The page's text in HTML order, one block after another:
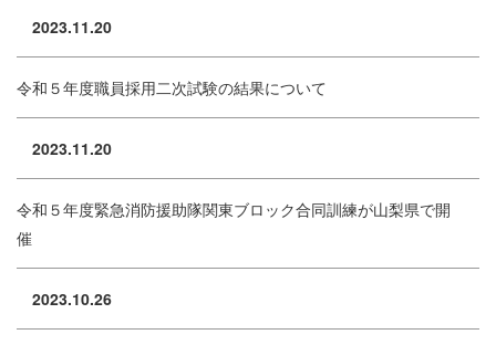
2023.11.20
令和５年度職員採用二次試験の結果について
2023.11.20
令和５年度緊急消防援助隊関東ブロック合同訓練が山梨県で開
催
2023.10.26